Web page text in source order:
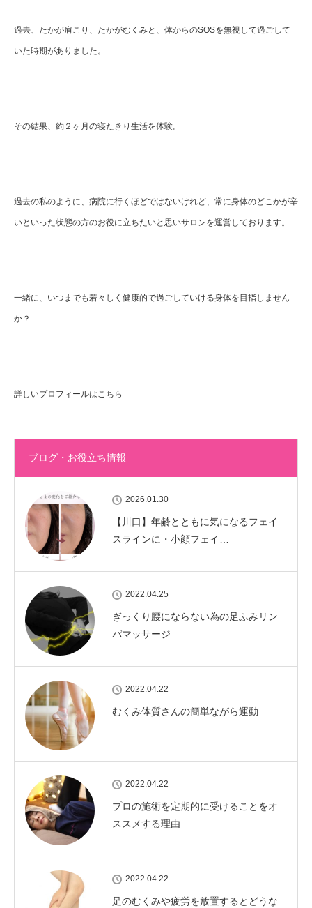
過去、たかが肩こり、たかがむくみと、体からのSOSを無視して過ごして
いた時期がありました。
その結果、約２ヶ月の寝たきり生活を体験。
過去の私のように、病院に行くほどではないけれど、常に身体のどこかが辛
いといった状態の方のお役に立ちたいと思いサロンを運営しております。
一緒に、いつまでも若々しく健康的で過ごしていける身体を目指しません
か？
詳しいプロフィールはこちら
ブログ・お役立ち情報
2026.01.30
【川口】年齢とともに気になるフェイ
スラインに・小顔フェイ…
2022.04.25
ぎっくり腰にならない為の足ふみリン
パマッサージ
2022.04.22
むくみ体質さんの簡単ながら運動
2022.04.22
プロの施術を定期的に受けることをオ
ススメする理由
2022.04.22
足のむくみや疲労を放置するとどうな